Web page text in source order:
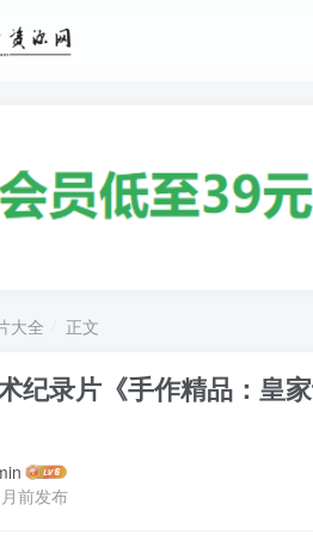
大全 正文
纪录片《手作精品：皇
前发布